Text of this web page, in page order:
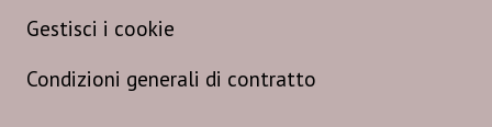
Gestisci i cookie
Condizioni generali di contratto